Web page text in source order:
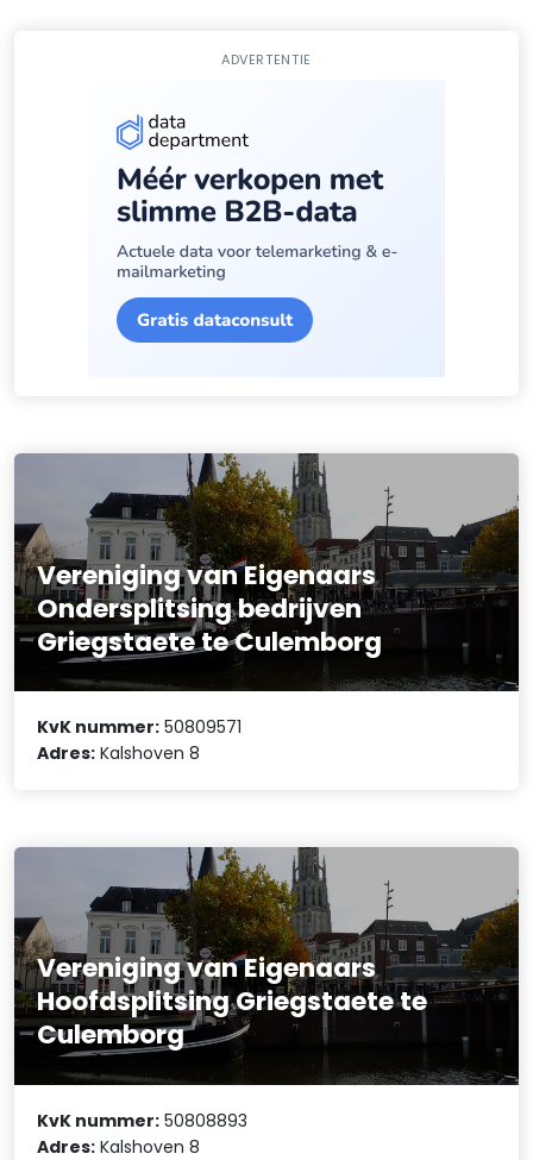
ADVERTENTIE
Vereniging van Eigenaars
Ondersplitsing bedrijven
Griegstaete te Culemborg
KvK nummer: 50809571
Adres: Kalshoven 8
Vereniging van Eigenaars
Hoofdsplitsing Griegstaete te
Culemborg
KvK nummer: 50808893
Adres: Kalshoven 8